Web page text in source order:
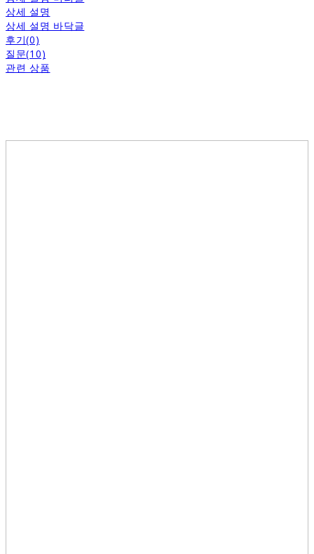
상세 설명
상세 설명 바닥글
후기(0)
질문(10)
관련 상품